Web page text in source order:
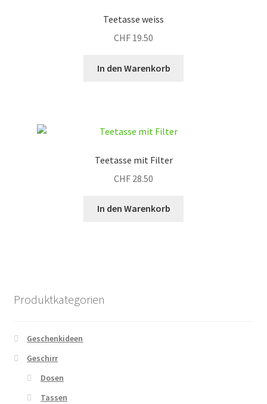
Teetasse weiss
CHF 19.50
In den Warenkorb
Teetasse mit Filter
CHF 28.50
In den Warenkorb
Produktkategorien
Geschenkideen
Geschirr
Dosen
Tassen